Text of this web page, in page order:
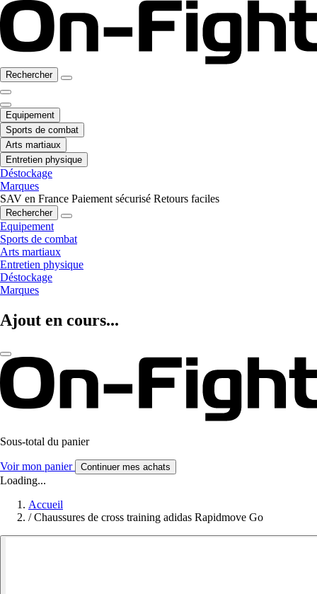
Rechercher
Equipement
Sports de combat
Arts martiaux
Entretien physique
Déstockage
Marques
SAV en France Paiement sécurisé Retours faciles
Rechercher
Equipement
Sports de combat
Arts martiaux
Entretien physique
Déstockage
Marques
Ajout en cours...
Sous-total du panier
Voir mon panier Continuer mes achats
Loading...
Accueil
/ Chaussures de cross training adidas Rapidmove Go